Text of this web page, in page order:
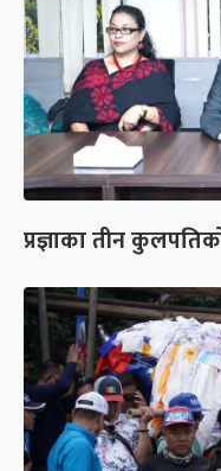
प्रज्ञाका तीन